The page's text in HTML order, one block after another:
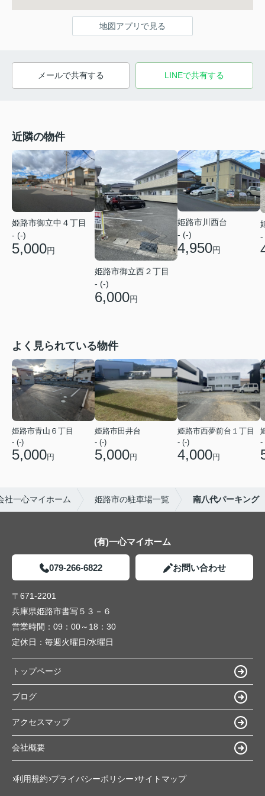
地図アプリで見る
メールで共有する LINEで共有する
近隣の物件
姫路市御立中４丁目
- (-)
5,000円
姫路市御立西２丁目
- (-)
6,000円
姫路市川西台
- (-)
4,950円
-
よく見られている物件
姫路市青山６丁目
- (-)
5,000円
姫路市田井台
- (-)
5,000円
姫路市西夢前台１丁目
- (-)
4,000円
-
社一心マイホーム 姫路市の駐車場一覧 南八代パーキング
(有)一心マイホーム
079-266-6822 お問い合わせ
〒671-2201
兵庫県姫路市書写５３－６
営業時間： 09：00～18：30
定休日： 毎週火曜日/水曜日
トップページ
ブログ
アクセスマップ
会社概要
利用規約 プライバシーポリシー サイトマップ